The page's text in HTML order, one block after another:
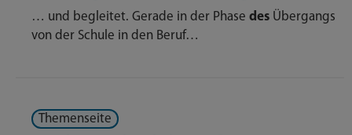
… und begleitet. Gerade in der Phase des Übergangs
von der Schule in den Beruf…
Themenseite